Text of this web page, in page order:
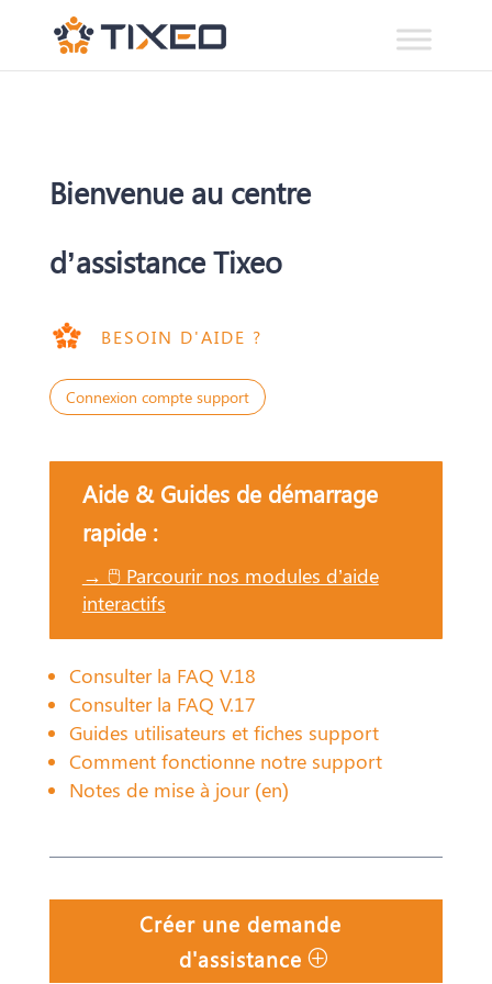
Bienvenue au centre
d’assistance Tixeo
BESOIN D'AIDE ?
Connexion compte support
Aide & Guides de démarrage
rapide :
→ 🖱️ Parcourir nos modules d’aide
interactifs
Consulter la FAQ V.18
Consulter la FAQ V.17
Guides utilisateurs et fiches support
Comment fonctionne notre support
Notes de mise à jour (en)
Créer une demande
d'assistance